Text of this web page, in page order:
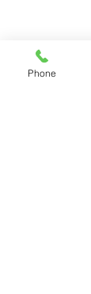
Phone